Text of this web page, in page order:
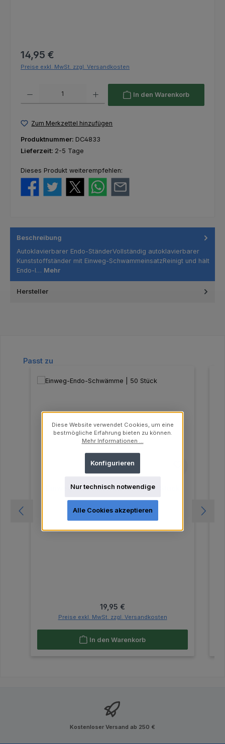
Regulärer Preis:
14,95 €
Preise exkl. MwSt. zzgl. Versandkosten
In den Warenkorb
Zum Merkzettel hinzufügen
Produktnummer: DC4833
Lieferzeit: 2-5 Tage
Dieses Produkt weiterempfehlen:
Beschreibung
Autoklavierbarer Endo-StänderVollständig autoklavierbarer
Kunststoffständer mit Einweg-SchwammeinsatzReinigt und hält
Endo-I… Mehr
Hersteller
Produktgalerie überspringen
Passt zu
Einweg-Endo-Schwämme | 50 Stück
Regulärer Preis:
19,95 €
Preise exkl. MwSt. zzgl. Versandkosten
In den Warenkorb
Kostenloser Versand ab 250 €
Diese Website verwendet Cookies, um eine
bestmögliche Erfahrung bieten zu können.
Mehr Informationen ...
Nur technisch notwendige
Konfigurieren
Alle Cookies akzeptieren